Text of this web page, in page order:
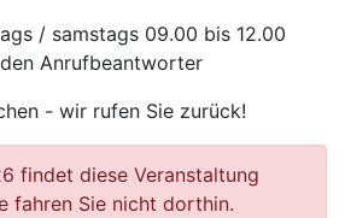
09.00 bis 12.00
Anrufbeantworter
rufen Sie zurück!
findet diese Veranstaltung
fahren Sie nicht dorthin.